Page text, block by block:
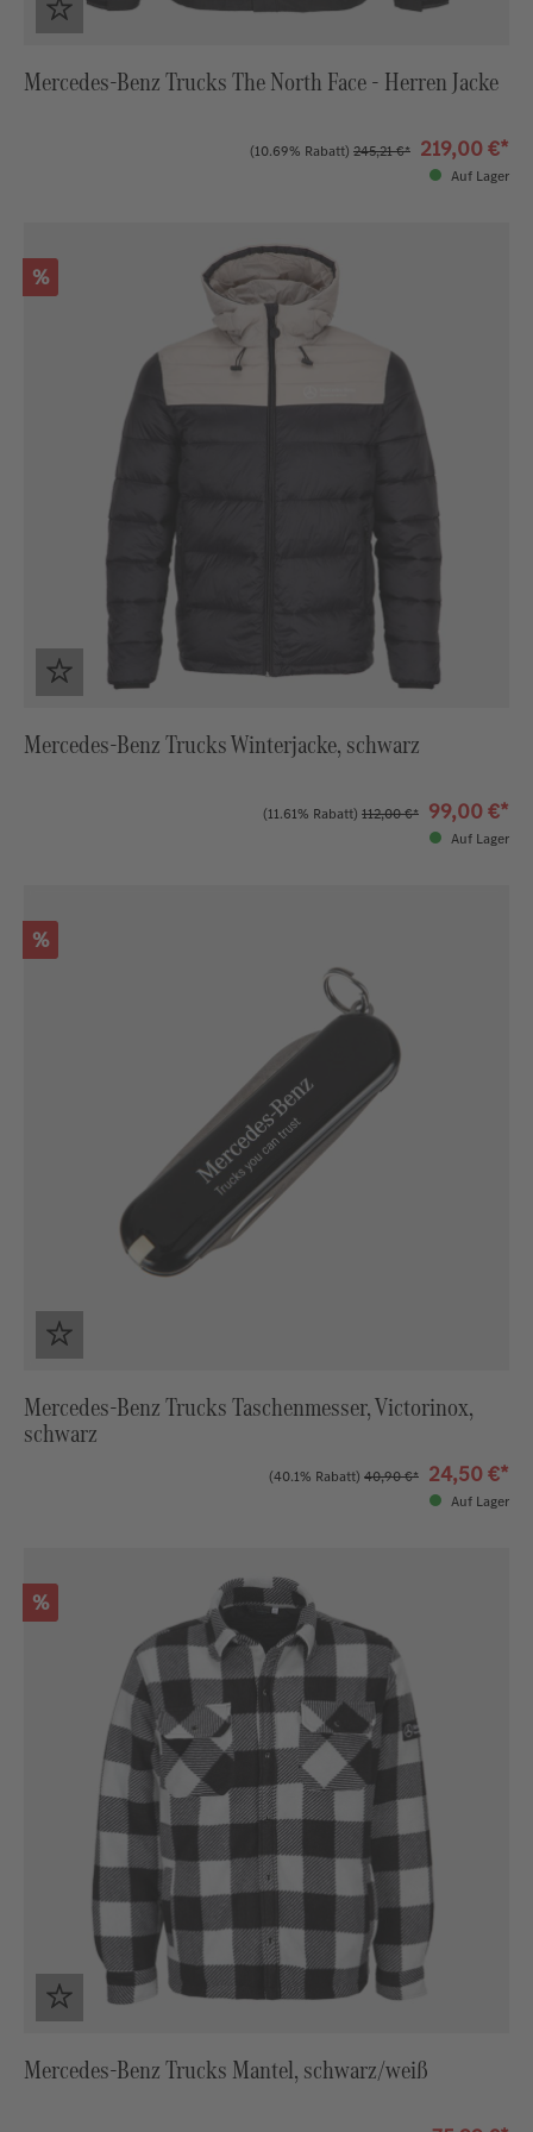
Mercedes-Benz Trucks The North Face - Herren Jacke
(10.69% Rabatt) 245,21 €* 219,00 €*
Auf Lager
Rabatt
%
Mercedes-Benz Trucks Winterjacke, schwarz
(11.61% Rabatt) 112,00 €* 99,00 €*
Auf Lager
Rabatt
%
Mercedes-Benz Trucks Taschenmesser, Victorinox,
schwarz
(40.1% Rabatt) 40,90 €* 24,50 €*
Auf Lager
Rabatt
%
Mercedes-Benz Trucks Mantel, schwarz/weiß